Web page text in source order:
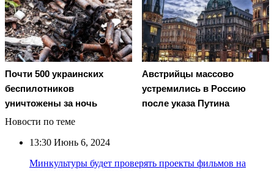
Почти 500 украинских
беспилотников
уничтожены за ночь
Австрийцы массово
устремились в Россию
после указа Путина
Новости по теме
13:30 Июнь 6, 2024
Минкультуры будет проверять проекты фильмов на